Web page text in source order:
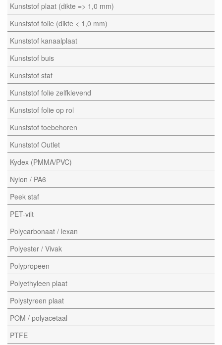
Kunststof plaat (dikte => 1,0 mm)
Kunststof folie (dikte < 1,0 mm)
Kunststof kanaalplaat
Kunststof buis
Kunststof staf
Kunststof folie zelfklevend
Kunststof folie op rol
Kunststof toebehoren
Kunststof Outlet
Kydex (PMMA/PVC)
Nylon / PA6
Peek staf
PET-vilt
Polycarbonaat / lexan
Polyester / Vivak
Polypropeen
Polyethyleen plaat
Polystyreen plaat
POM / polyacetaal
PTFE